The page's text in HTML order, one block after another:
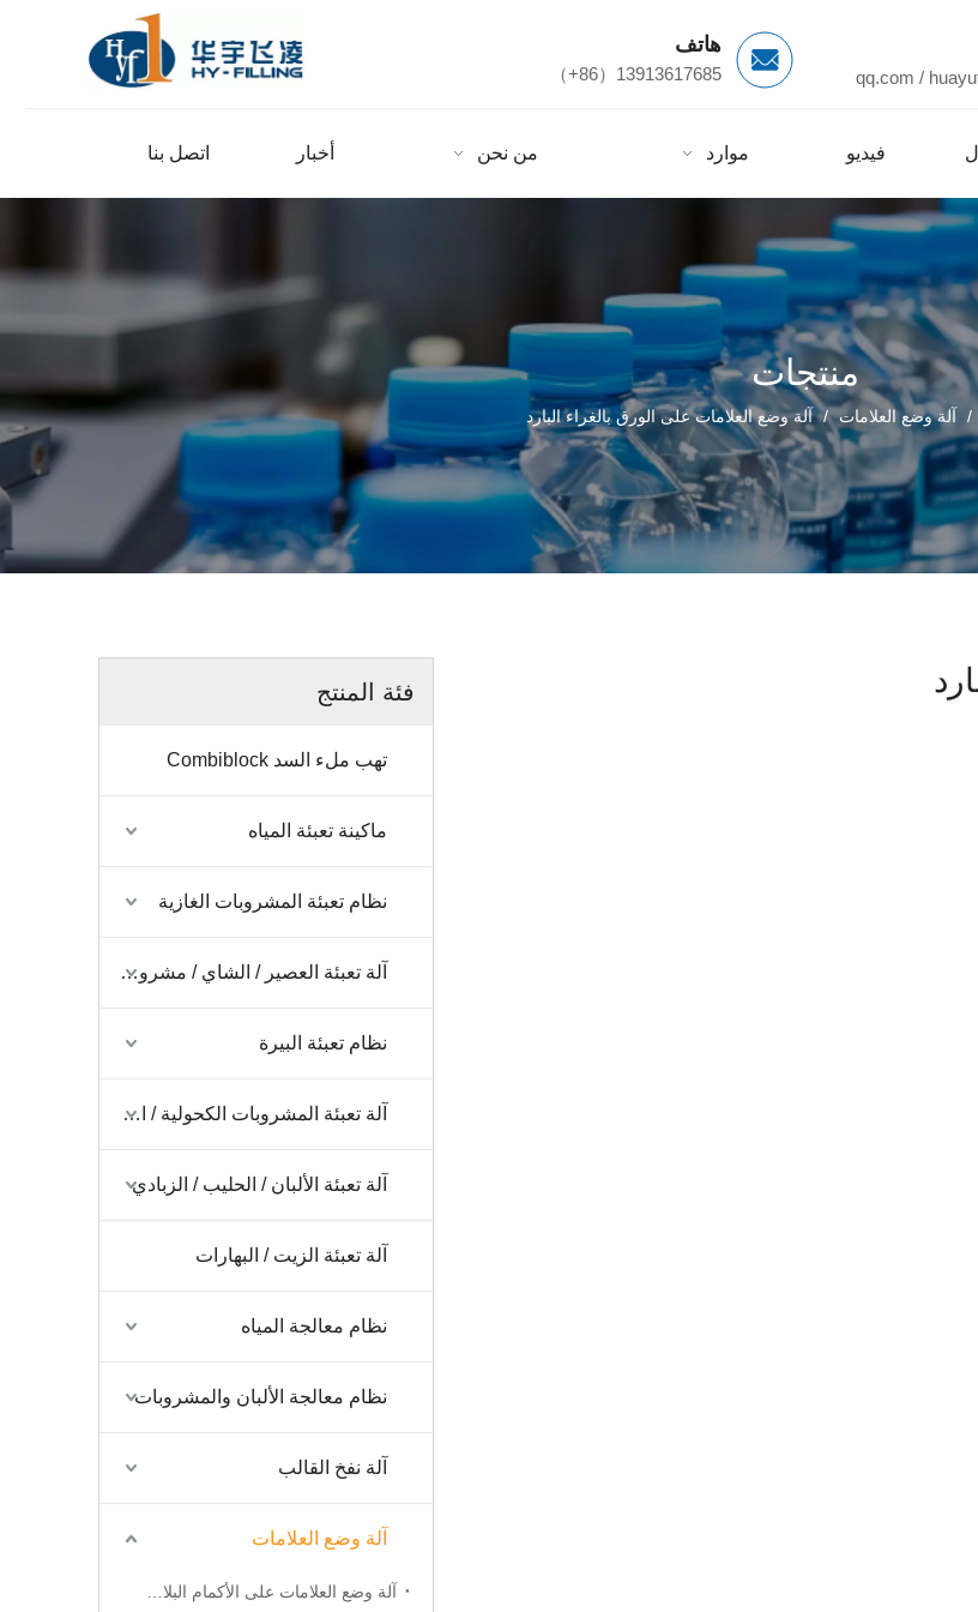
هاتف
13913617685（86+） /
فيديو موارد من نحن أخبار اتصل بنا
منتجات
/ آلة وضع العلامات / آلة وضع العلامات على الورق بالغراء البارد
فئة المنتج
تهب ملء السد Combiblock
ماكينة تعبئة المياه
نظام تعبئة المشروبات الغازية
آلة تعبئة العصير / الشاي / مشروب الطاقة / القهوة
نظام تعبئة البيرة
آلة تعبئة المشروبات الكحولية / الخمور / النبيذ
آلة تعبئة الألبان / الحليب / الزبادي
آلة تعبئة الزيت / البهارات
نظام معالجة المياه
نظام معالجة الألبان والمشروبات
آلة نفخ القالب
آلة وضع العلامات